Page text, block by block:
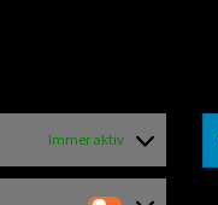
Immer aktiv